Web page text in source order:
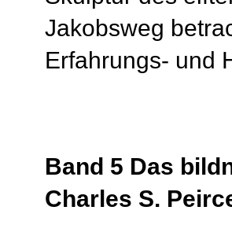
Jakobsweg
Erfahrungs- und
Band 5 Das
Charles S.